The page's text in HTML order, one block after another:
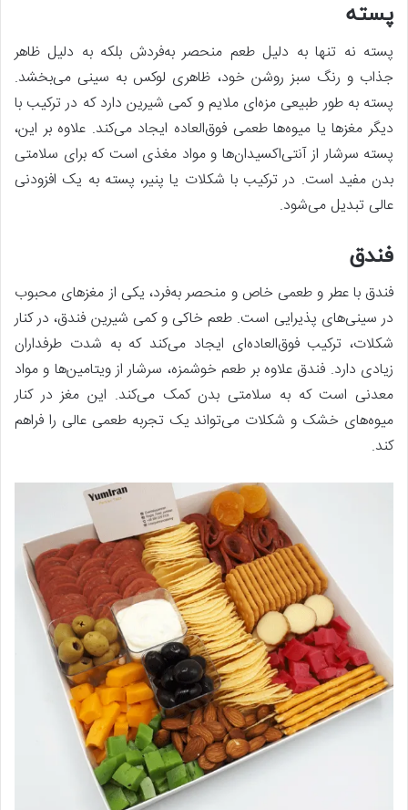
پسته
پسته نه تنها به دلیل طعم منحصر به‌فردش بلکه به دلیل ظاهر
جذاب و رنگ سبز روشن خود، ظاهری لوکس به سینی می‌بخشد.
پسته به طور طبیعی مزه‌ای ملایم و کمی شیرین دارد که در ترکیب با
دیگر مغزها یا میوه‌ها طعمی فوق‌العاده ایجاد می‌کند. علاوه بر این،
پسته سرشار از آنتی‌اکسیدان‌ها و مواد مغذی است که برای سلامتی
بدن مفید است. در ترکیب با شکلات یا پنیر، پسته به یک افزودنی
عالی تبدیل می‌شود.
فندق
فندق با عطر و طعمی خاص و منحصر به‌فرد، یکی از مغزهای محبوب
در سینی‌های پذیرایی است. طعم خاکی و کمی شیرین فندق، در کنار
شکلات، ترکیب فوق‌العاده‌ای ایجاد می‌کند که به شدت طرفداران
زیادی دارد. فندق علاوه بر طعم خوشمزه، سرشار از ویتامین‌ها و مواد
معدنی است که به سلامتی بدن کمک می‌کند. این مغز در کنار
میوه‌های خشک و شکلات می‌تواند یک تجربه طعمی عالی را فراهم
کند.